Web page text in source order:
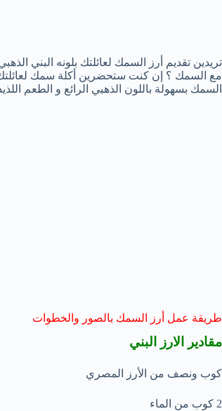
تريدين تقديم أرز السمك لعائلتك بلونه البني
مع السمك ؟ إن كنت ستحضرين أكلة سمك
السمك بسهولة باللون الذهبي الرائع و الطعم
طريقة عمل أرز السمك بالصور والخطوات
مقادير الارز البني
كوب ونصف من الأرز المصري
2 كوب من الماء